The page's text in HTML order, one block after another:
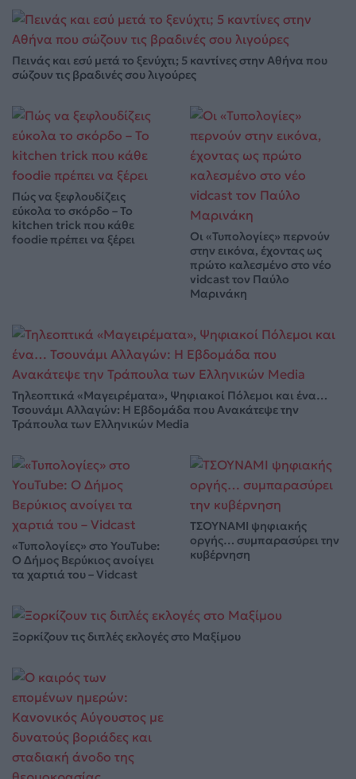
Πεινάς και εσύ μετά το ξενύχτι; 5 καντίνες στην Αθήνα που
σώζουν τις βραδινές σου λιγούρες
Πώς να ξεφλουδίζεις
εύκολα το σκόρδο – Το
kitchen trick που κάθε
foodie πρέπει να ξέρει
Οι «Τυπολογίες» περνούν
στην εικόνα, έχοντας ως
πρώτο καλεσμένο στο νέο
vidcast τον Παύλο
Μαρινάκη
Τηλεοπτικά «Μαγειρέματα», Ψηφιακοί Πόλεμοι και ένα…
Τσουνάμι Αλλαγών: Η Εβδομάδα που Ανακάτεψε την
Τράπουλα των Ελληνικών Media
«Τυπολογίες» στο YouTube:
Ο Δήμος Βερύκιος ανοίγει
τα χαρτιά του – Vidcast
ΤΣΟΥΝΑΜΙ ψηφιακής
οργής… συμπαρασύρει την
κυβέρνηση
Ξορκίζουν τις διπλές εκλογές στο Μαξίμου